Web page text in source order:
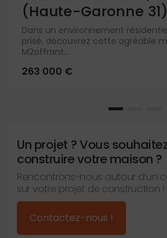
(Haute-Garonne 31)
Dans un environnement
prisé, découvrez cette agréable
M2offrant...
263 000 €
Un projet ? Vous
construire votre maison ?
Rencontrons-nous autour d’un
sur votre projet de construction !
Contactez-nous !